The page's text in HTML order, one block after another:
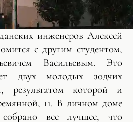
инженеров Алексей
с другим студентом,
Васильевым. Это
двух молодых зодчих
результатом которой и
11. В личном доме
все лучшее, что